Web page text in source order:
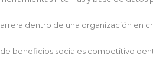
dentro de una organización en
beneficios sociales competitivo